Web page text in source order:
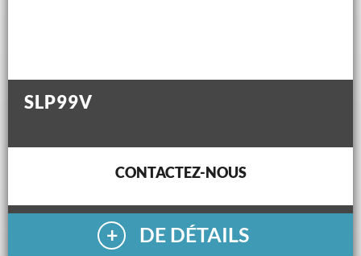
SLP99V
CONTACTEZ-NOUS
DE DÉTAILS